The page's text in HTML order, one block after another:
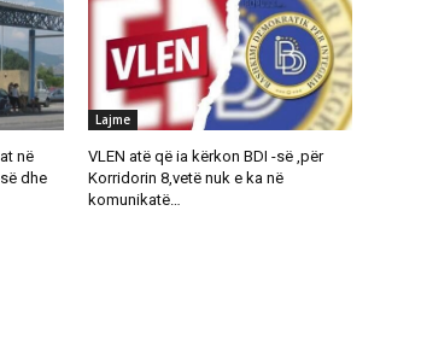
në
dhe
Lajme
VLEN atë që ia kërkon BDI -së ,për
Korridorin 8,vetë nuk e ka në
komunikatë…